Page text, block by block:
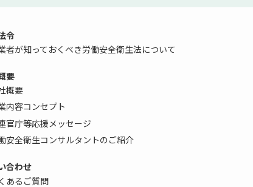
令
者が知っておくべき労働安全衛生法について
要
概要
内容コンセプト
官庁等応援メッセージ
安全衛生コンサルタントのご紹介
合わせ
あるご質問